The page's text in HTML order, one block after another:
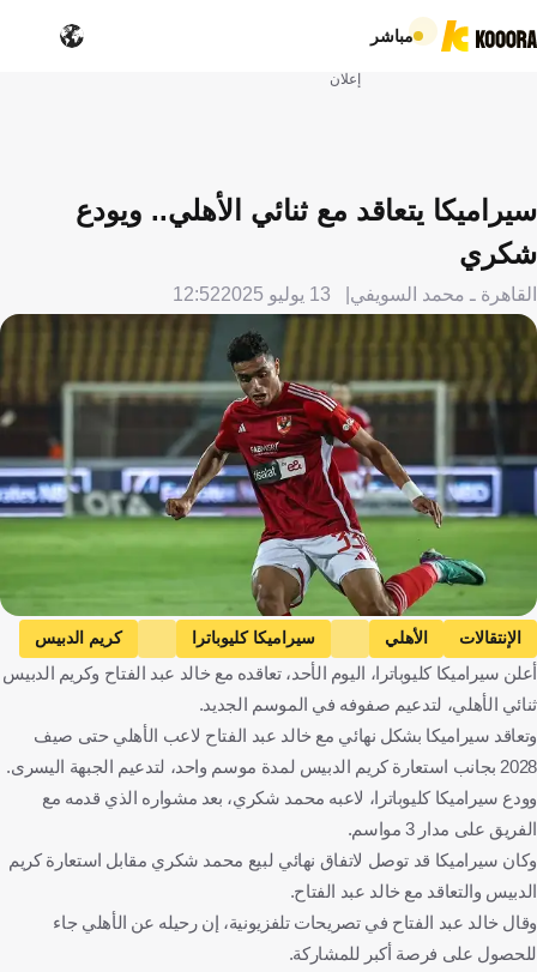
مباشر
إعلان
سيراميكا يتعاقد مع ثنائي الأهلي.. ويودع
شكري
القاهرة ـ محمد السويفي 13 يوليو 2025 12:52
الإنتقالات الأهلي سيراميكا كليوباترا
كريم الدبيس
خالد عبد الفتاح
محمد شكري الدوري المصري الممتاز
مصر
كرة قدم
أعلن سيراميكا كليوباترا، اليوم الأحد، تعاقده مع خالد عبد الفتاح وكريم الدبيس
ثنائي الأهلي، لتدعيم صفوفه في الموسم الجديد.
وتعاقد سيراميكا بشكل نهائي مع خالد عبد الفتاح لاعب الأهلي حتى صيف
2028 بجانب استعارة كريم الدبيس لمدة موسم واحد، لتدعيم الجبهة اليسرى.
وودع سيراميكا كليوباترا، لاعبه محمد شكري، بعد مشواره الذي قدمه مع
الفريق على مدار 3 مواسم.
وكان سيراميكا قد توصل لاتفاق نهائي لبيع محمد شكري مقابل استعارة كريم
الدبيس والتعاقد مع خالد عبد الفتاح.
وقال خالد عبد الفتاح في تصريحات تلفزيونية، إن رحيله عن الأهلي جاء
للحصول على فرصة أكبر للمشاركة.